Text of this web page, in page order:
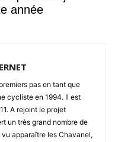
année
pas en tant que
cycliste en 1994. Il est
A rejoint le projet
un très grand nombre de
apparaître les Chavanel,